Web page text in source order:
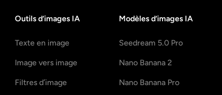
Outils d’images IA
Texte en image
Image vers image
Filtres d’image
Modèles d’images IA
Seedream 5.0 Pro
Nano Banana 2
Nano Banana Pro